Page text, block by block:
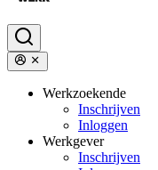
Werkzoekende
Inschrijven
Inloggen
Werkgever
Inschrijven